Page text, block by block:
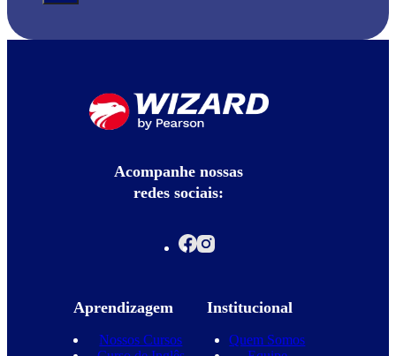
Acompanhe nossas
redes sociais:
Aprendizagem
Nossos Cursos
Institucional
Quem Somos